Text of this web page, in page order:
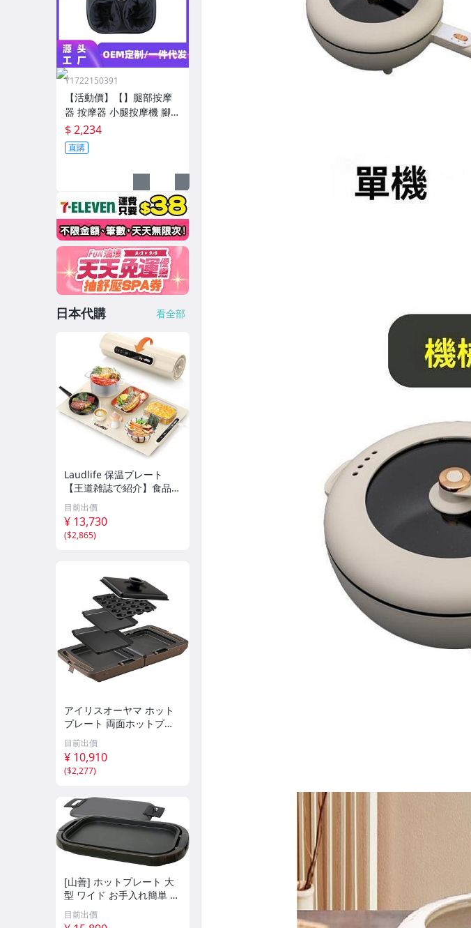
Y1722150391
【活動價】【】腿部按摩
器 按摩器 小腿按摩機 腳底
按摩機 深層按摩軟體全自
動足療機穴位揉捏家用按
腳器腳部腿部足底足部腳
$ 2,234
直購
日本代購 看全部
Laudlife 保温プレート
【王道雑誌で紹介】食品保
温プレート 7段階の温度調
整40℃〜100℃ フードウ
ォーマープレートsiz
目前出價
¥ 13,730
($2,865)
アイリスオーヤマ ホット
プレート 両面ホットプレ
ート 平面プレート たこ焼
きプレート 焼き肉プレー
ト 3枚 蓋付き 折り畳み 同
時
目前出價
¥ 10,910
($2,277)
[山善] ホットプレート 大
型 ワイド お手入れ簡単 フ
ッ素加工 着脱式プレート
ワンタッチ操作 蓋付き ブ
目前出價